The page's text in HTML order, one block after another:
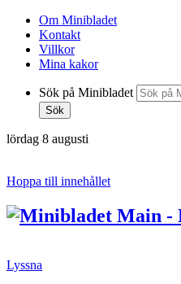
Om Minibladet
Kontakt
Villkor
Mina kakor
Sök på Minibladet
Sök
lördag 8 augusti
Hoppa till innehållet
Lyssna